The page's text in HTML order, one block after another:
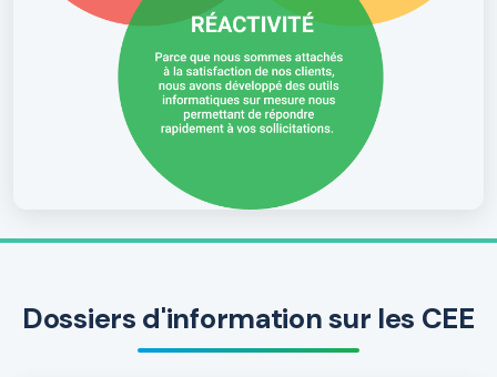
Dossiers d'information sur les CEE